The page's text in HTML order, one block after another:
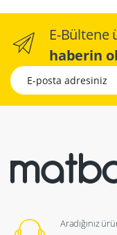
E-Bültene
haberin
E-posta adresiniz
Aradığınız